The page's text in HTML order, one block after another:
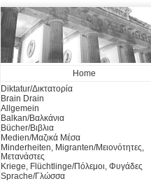
Home
Diktatur/Δικτατορία
Brain Drain
Allgemein
Balkan/Βαλκάνια
Bücher/Βιβλια
Medien/Μαζικά Μέσα
Minderheiten, Migranten/Μειονότητες,
Μετανάστες
Kriege, Flüchtlinge/Πόλεμοι, Φυγάδες
Sprache/Γλώσσα